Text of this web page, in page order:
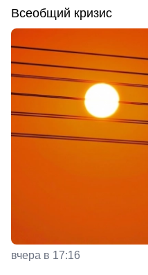
Всеобщий кризис
вчера в 17:16